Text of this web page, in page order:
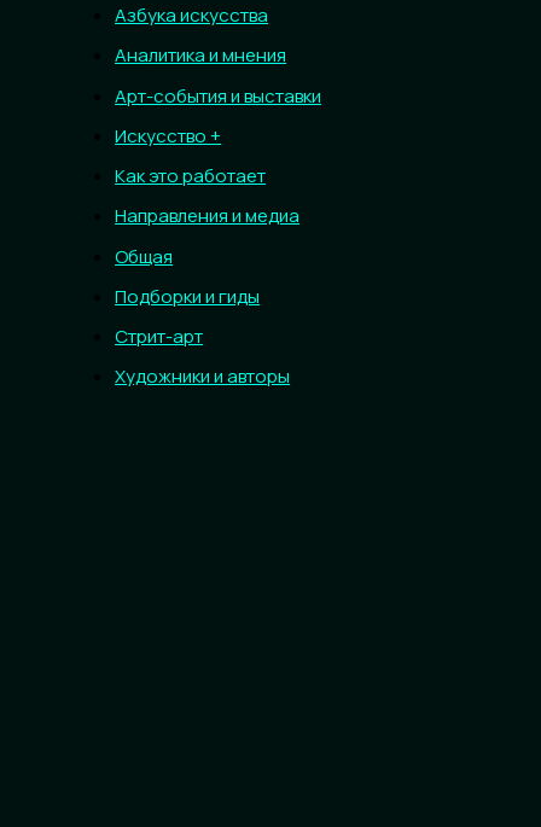
Азбука искусства
Аналитика и мнения
Арт-события и выставки
Искусство +
Как это работает
Направления и медиа
Общая
Подборки и гиды
Стрит-арт
Художники и авторы